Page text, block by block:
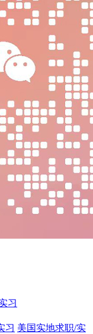
习
习 美国实地求职/实